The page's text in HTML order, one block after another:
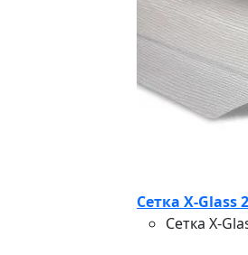
Сетка X-
Сетка X-